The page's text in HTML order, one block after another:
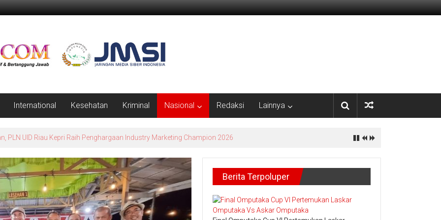
International Kesehatan Kriminal Nasional Redaksi Lainnya
Petani dan Nelayan, Ramli: Harus Jadi Perda Berdampak Nyata
Berita Terpoluper